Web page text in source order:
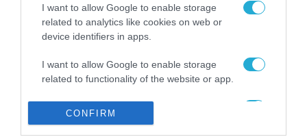
I want to allow Google to enable storage
related to analytics like cookies on web or
device identifiers in apps.
I want to allow Google to enable storage
related to functionality of the website or app.
related to personalization.
CONFIRM
δεν είναι απλώς μια
νέα τεχνολογία, είναι
μια νέα βιομηχανική
31.07.2026
Νέος οδηγός του ΕΚΤ
για τη χρηματοδότηση
των ελληνικών
επιχειρήσεων στον
χώρο της άμυνας
31.07.2026